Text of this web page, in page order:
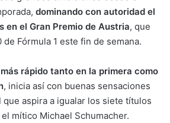
dominando con autoridad el
en el Gran Premio de Austria, que
Fórmula 1 este fin de semana.
rápido tanto en la primera como
, inicia así con buenas sensaciones
que aspira a igualar los siete títulos
mítico Michael Schumacher.